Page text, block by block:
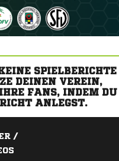
SPIELBERICHTE
DEINEN VEREIN,
FANS, INDEM DU
ANLEGST.
/